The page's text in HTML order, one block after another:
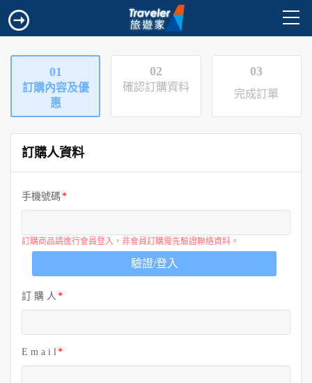
01
訂購內容及優
惠
02
確認訂購資料
03
完成訂單
訂購人資料
手機號碼
訂購商品請進行會員登入，非會員訂購需先驗證聯絡資料。
驗證/登入
訂 購 人
E m a i l